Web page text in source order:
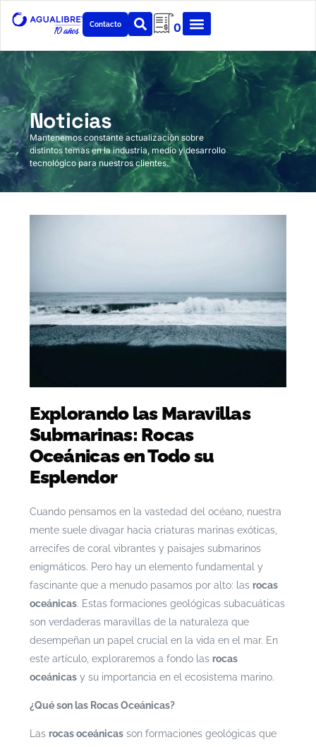
Contacto 0
Noticias
Mantenemos constante actualización sobre
distintos temas en la industria, medio y desarrollo
tecnológico para nuestros clientes.
Explorando las Maravillas
Submarinas: Rocas
Oceánicas en Todo su
Esplendor
Cuando pensamos en la vastedad del océano, nuestra
mente suele divagar hacia criaturas marinas exóticas,
arrecifes de coral vibrantes y paisajes submarinos
enigmáticos. Pero hay un elemento fundamental y
fascinante que a menudo pasamos por alto: las rocas
oceánicas. Estas formaciones geológicas subacuáticas
son verdaderas maravillas de la naturaleza que
desempeñan un papel crucial en la vida en el mar. En
este artículo, exploraremos a fondo las rocas
oceánicasy su importancia en el ecosistema marino.
¿Qué son las Rocas Oceánicas?
Las rocas oceánicasson formaciones geológicas que